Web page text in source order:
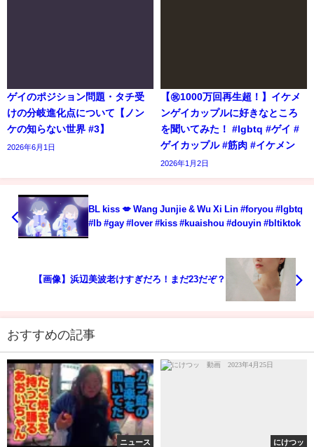
ゲイのポジション問題・タチ受
けの分岐進化点について【ノン
ケの知らない世界 #3】
2026年6月1日
【㊗️1000万回再生超！】イケメ
ンゲイカップルに好きなところ
を聞いてみた！ #lgbtq #ゲイ #
ゲイカップル #筋肉 #イケメン
2026年1月2日
BL kiss 💋 Wang Junjie & Wu Xi Lin #foryou #lgbtq
#lb #gay #lover #kiss #kuaishou #douyin #bltiktok
【画像】浜辺美波老けすぎだろ！まだ23だぞ？
おすすめの記事
ニュース にけつッ